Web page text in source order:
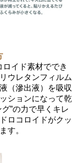
イド素材ででき
ウレタンフィルム
（滲出液）を吸収
ションになって乾
”の力で早くキレ
ロコロイドがクッ
す。